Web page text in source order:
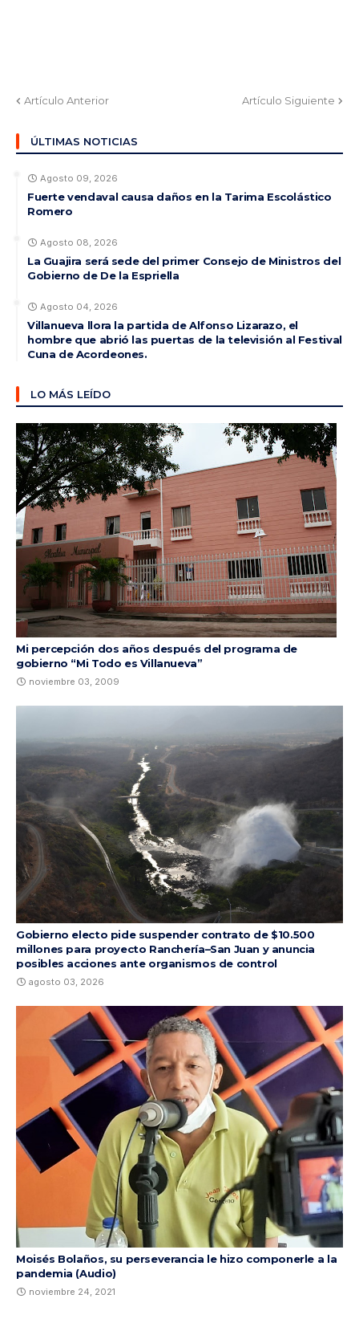
Artículo Anterior Artículo Siguiente
ÚLTIMAS NOTICIAS
Agosto 09, 2026
Fuerte vendaval causa daños en la Tarima Escolástico
Romero
Agosto 08, 2026
La Guajira será sede del primer Consejo de Ministros del
Gobierno de De la Espriella
Agosto 04, 2026
Villanueva llora la partida de Alfonso Lizarazo, el
hombre que abrió las puertas de la televisión al Festival
Cuna de Acordeones.
LO MÁS LEÍDO
Mi percepción dos años después del programa de
gobierno “Mi Todo es Villanueva”
noviembre 03, 2009
Gobierno electo pide suspender contrato de $10.500
millones para proyecto Ranchería–San Juan y anuncia
posibles acciones ante organismos de control
agosto 03, 2026
Moisés Bolaños, su perseverancia le hizo componerle a la
pandemia (Audio)
noviembre 24, 2021